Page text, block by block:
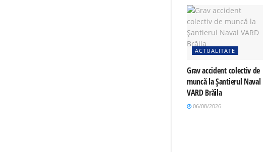
ACTUALITATE
Grav accident colectiv de
muncă la Șantierul Naval
VARD Brăila
06/08/2026